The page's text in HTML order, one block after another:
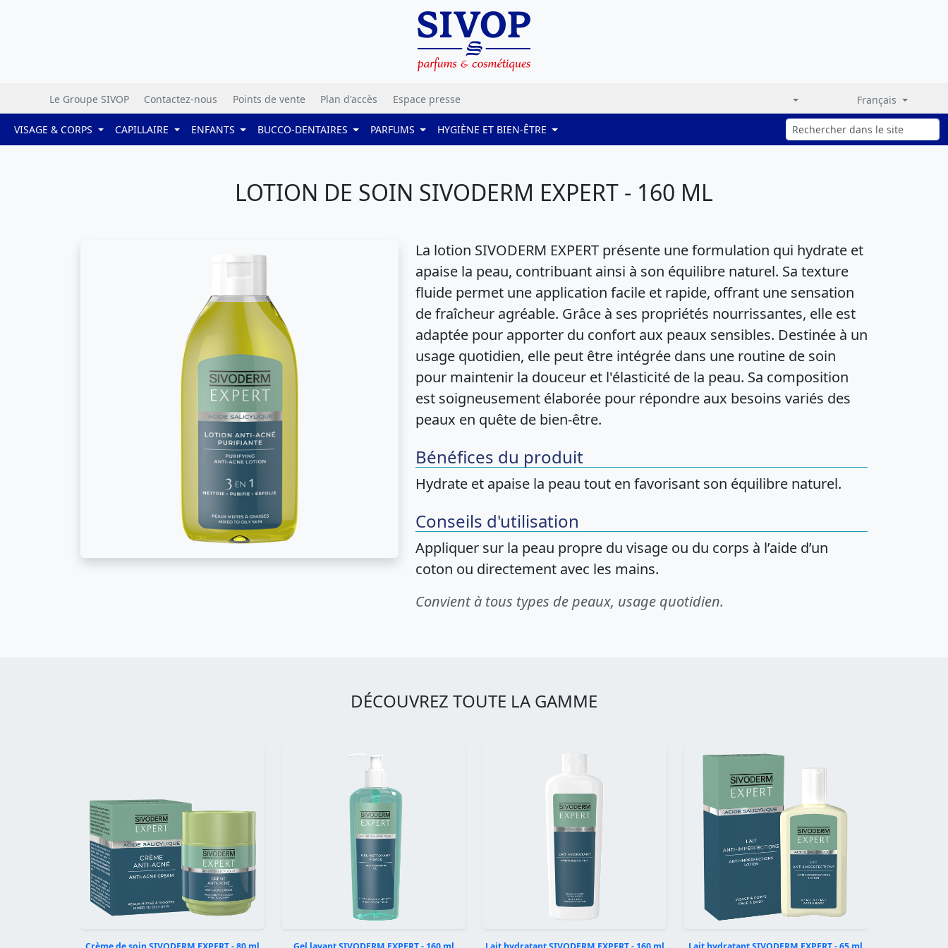
Le Groupe SIVOP Contactez-nous Points de vente Plan d'accès Espace presse Français
VISAGE & CORPS CAPILLAIRE ENFANTS BUCCO-DENTAIRES PARFUMS HYGIÈNE ET BIEN-ÊTRE
LOTION DE SOIN SIVODERM EXPERT - 160 ML
La lotion SIVODERM EXPERT présente une formulation qui hydrate et
apaise la peau, contribuant ainsi à son équilibre naturel. Sa texture
fluide permet une application facile et rapide, offrant une sensation
de fraîcheur agréable. Grâce à ses propriétés nourrissantes, elle est
adaptée pour apporter du confort aux peaux sensibles. Destinée à un
usage quotidien, elle peut être intégrée dans une routine de soin
pour maintenir la douceur et l'élasticité de la peau. Sa composition
est soigneusement élaborée pour répondre aux besoins variés des
peaux en quête de bien-être.
Bénéfices du produit
Hydrate et apaise la peau tout en favorisant son équilibre naturel.
Conseils d'utilisation
Appliquer sur la peau propre du visage ou du corps à l’aide d’un
coton ou directement avec les mains.
Convient à tous types de peaux, usage quotidien.
DÉCOUVREZ TOUTE LA GAMME
Précédent Suivant